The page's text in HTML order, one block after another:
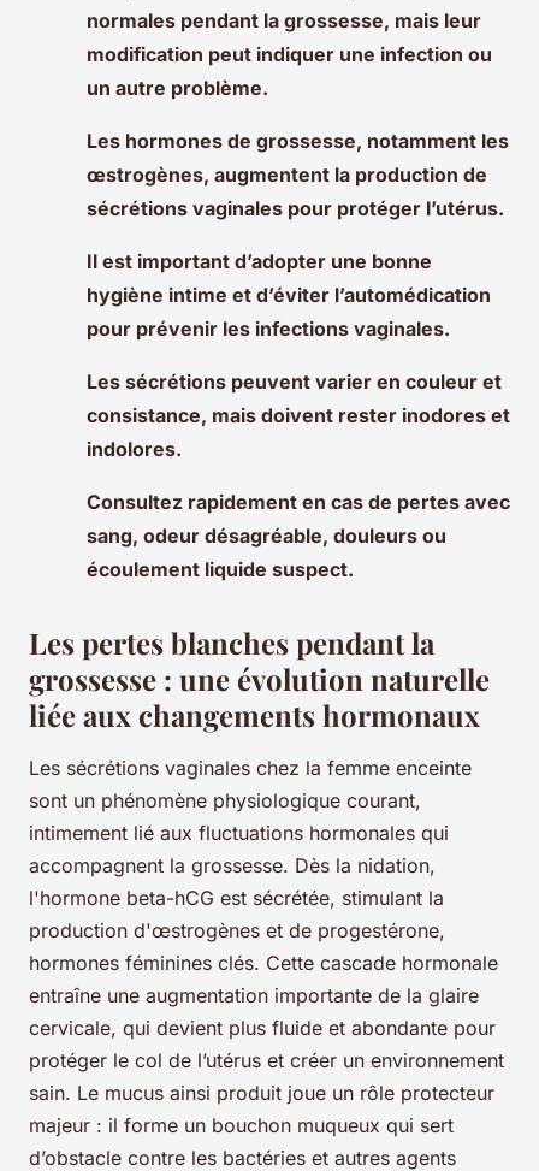
normales pendant la grossesse, mais leur
modification peut indiquer une infection ou
un autre problème.
Les hormones de grossesse, notamment les
œstrogènes, augmentent la production de
sécrétions vaginales pour protéger l’utérus.
Il est important d’adopter une bonne
hygiène intime et d’éviter l’automédication
pour prévenir les infections vaginales.
Les sécrétions peuvent varier en couleur et
consistance, mais doivent rester inodores et
indolores.
Consultez rapidement en cas de pertes avec
sang, odeur désagréable, douleurs ou
écoulement liquide suspect.
Les pertes blanches pendant la
grossesse : une évolution naturelle
liée aux changements hormonaux
Les sécrétions vaginales chez la femme enceinte
sont un phénomène physiologique courant,
intimement lié aux fluctuations hormonales qui
accompagnent la grossesse. Dès la nidation,
l'hormone beta-hCG est sécrétée, stimulant la
production d'œstrogènes et de progestérone,
hormones féminines clés. Cette cascade hormonale
entraîne une augmentation importante de la glaire
cervicale, qui devient plus fluide et abondante pour
protéger le col de l’utérus et créer un environnement
sain. Le mucus ainsi produit joue un rôle protecteur
majeur : il forme un bouchon muqueux qui sert
d’obstacle contre les bactéries et autres agents